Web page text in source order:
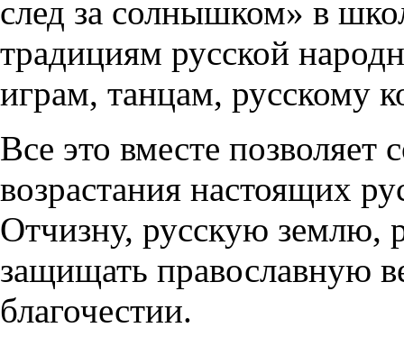
след за солнышком» в
традициям русской
играм, танцам, русскому
Все это вместе позволяет
возрастания настоящих
Отчизну, русскую землю,
защищать православную
благочестии.